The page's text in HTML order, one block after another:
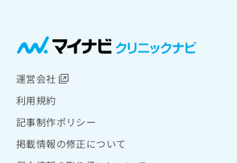
運営会社
利用規約
記事制作ポリシー
掲載情報の修正について